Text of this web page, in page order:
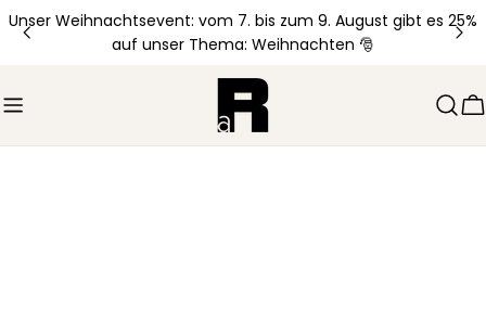
Zum
Inhalt
Unser Weihnachtsevent: vom 7. bis zum 9. August gibt es 25%
auf unser Thema: Weihnachten 🎅